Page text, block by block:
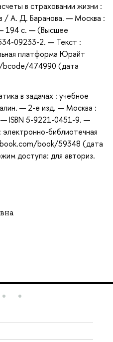
в страховании жизни :
/ А. Д. Баранова. — Москва :
194 с. — (Высшее
09233-2. — Текст :
платформа Юрайт
474990 (дата
в задачах : учебное
— 2-е изд. — Москва :
ISBN 5-9221-0451-9. —
библиотечная
book/59348 (дата
доступа: для авториз.